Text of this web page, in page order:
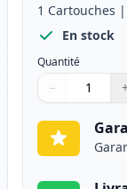
1 Cartouches |
En stock
Quantité
Quantité
Utilisez les
−
Quantité